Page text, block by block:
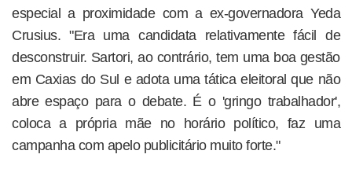
especial a proximidade com a ex-governadora Yeda
Crusius. "Era uma candidata relativamente fácil de
desconstruir. Sartori, ao contrário, tem uma boa gestão
em Caxias do Sul e adota uma tática eleitoral que não
abre espaço para o debate. É o 'gringo trabalhador',
coloca a própria mãe no horário político, faz uma
campanha com apelo publicitário muito forte."